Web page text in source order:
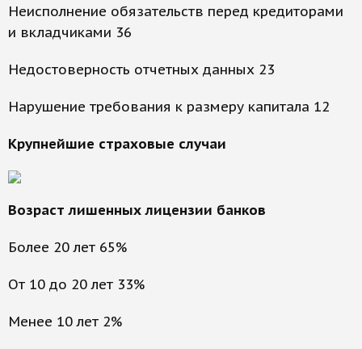
Неисполнение обязательств перед кредиторами
и вкладчиками 36
Недостоверность отчетных данных 23
Нарушение требования к размеру капитала 12
Крупнейшие страховые случаи
Возраст лишенных лицензии банков
Более 20 лет 65%
От 10 до 20 лет 33%
Менее 10 лет 2%